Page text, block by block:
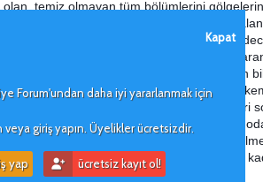
Kapat
Forum'undan daha iyi yararlanmak için
giriş yapın. Üyelikler ücretsizdir.
yap ücretsiz kayıt ol!
temiz olmayan tüm bölümlerini
reddettiği, geri çevirdiğidir bize
hemşire olabilen, savaşçı olamayan
İşte burasıdır bizim ülkemiz. Ülkemizin
onları ancak öncü kaşiflerin masallarından
sadece, kendi yolumuzu çizerek, kendi
kadın olmaktan utanarak, psikopatvari
sahip olacağınız, kendinize ait bir
şirket yönetmek mi veya yatak altlarını
olduğunu söyleyenlere umarım, cehenneme